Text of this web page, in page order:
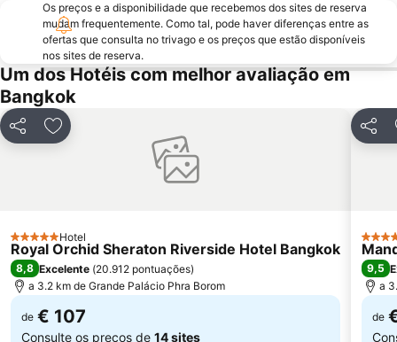
Ramkhamhaeng
WEDDING EXPO
THAILAND INTERNATIONAL MOTOR EXPO
BTS Ari
Bangkok Port
BTS Bang Wa
BTS Ratchadamri
Siam Paragon
FOOD FESTIVAL
Os preços e a disponibilidade que recebemos dos sites de reserva
mudam frequentemente. Como tal, pode haver diferenças entre as
ofertas que consulta no trivago e os preços que estão disponíveis
nos sites de reserva.
Um dos Hotéis com melhor avaliação em
Bangkok
PartilharAdicionar aos favoritos
5 EstrelasHotel
Royal Orchid Sheraton Riverside Hotel Bangkok
8,8 Excelente (20.912 pontuações)
a 3.2 km de Grande Palácio Phra Borom
de € 107
Consulte os preços de 14 sites
5
9,5
a
de